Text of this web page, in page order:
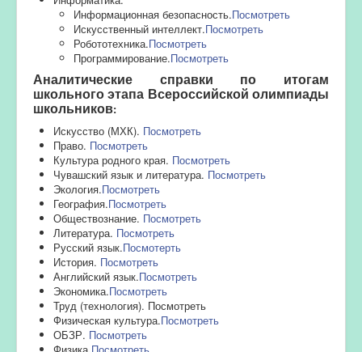
Информационная безопасность.Посмотреть
Искусственный интеллект.Посмотреть
Робототехника.Посмотреть
Программирование.Посмотреть
Аналитические справки по итогам
школьного этапа Всероссийской олимпиады
школьников:
Искусство (МХК). Посмотреть
Право. Посмотреть
Культура родного края. Посмотреть
Чувашский язык и литература. Посмотреть
Экология.Посмотреть
География.Посмотреть
Обществознание. Посмотреть
Литература. Посмотреть
Русский язык.Посмотерть
История. Посмотреть
Английский язык.Посмотреть
Экономика.Посмотреть
Труд (технология). Посмотреть
Физическая культура.Посмотреть
ОБЗР. Посмотреть
Физика.Посмотреть